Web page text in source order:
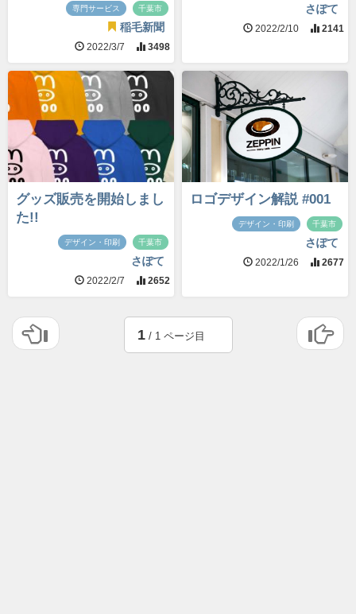
専門サービス 千葉市
稲毛新聞
2022/3/7 3498
さぽて
2022/2/10 2141
グッズ販売を開始しまし
た!!
デザイン・印刷 千葉市
さぽて
2022/2/7 2652
ロゴデザイン解説 #001
デザイン・印刷 千葉市
さぽて
2022/1/26 2677
1/ 1 ページ目